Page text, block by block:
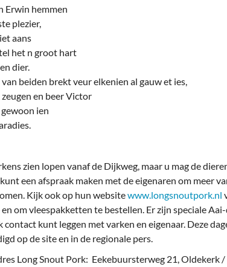
Erwin hemmen
plezier,
aans
het n groot hart
dier.
beiden brekt veur elkenien al gauw et ies,
zeugen en beer Victor
ien
zien lopen vanaf de Dijkweg, maar u mag de
een afspraak maken met de eigenaren om meer
Kijk ook op hun websitewww.longsnoutpork.nl
om vleespakketten te bestellen. Er zijn speciale
contact kunt leggen met varken en eigenaar. Deze
op de site en in de regionale pers.
Long Snout Pork: Eekebuursterweg 21, Oldekerk /